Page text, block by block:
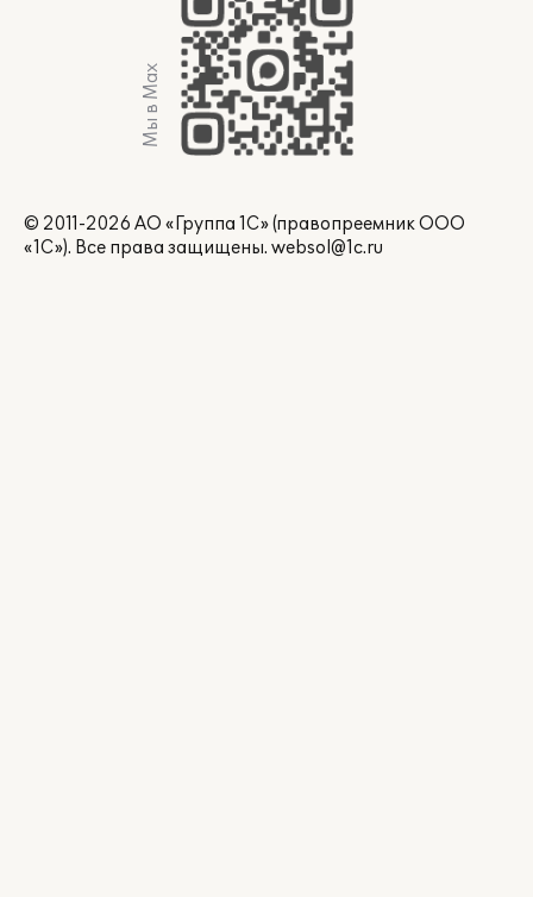
Мы в Max
© 2011-2026 АО «Группа 1С» (правопреемник ООО
«1С»). Все права защищены. websol@1c.ru